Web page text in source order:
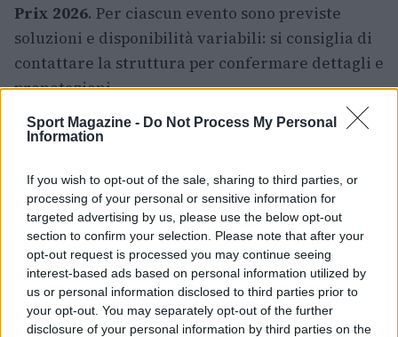
Sport Magazine - Do Not Process My Personal
Information
If you wish to opt-out of the sale, sharing to third parties, or
processing of your personal or sensitive information for
targeted advertising by us, please use the below opt-out
section to confirm your selection. Please note that after your
opt-out request is processed you may continue seeing
interest-based ads based on personal information utilized by
us or personal information disclosed to third parties prior to
your opt-out. You may separately opt-out of the further
disclosure of your personal information by third parties on the
Prix 2026. Per ciascun evento sono previste
soluzioni e disponibilità variabili: si consiglia di
contattare la struttura per confermare dettagli e
prenotazioni.
Francesca Lombardi
Francesca Lombardi, fiorentina, prese appunti
tecnici dal primo box di un circuito toscano e
da allora firma approfondimenti sui motori. In
redazione sostiene un approccio metodico
alle prove su pista, cura il format 'tecnica e
cronaca' e conserva i fogli di appunti del
debutto tecnico in autodromo.